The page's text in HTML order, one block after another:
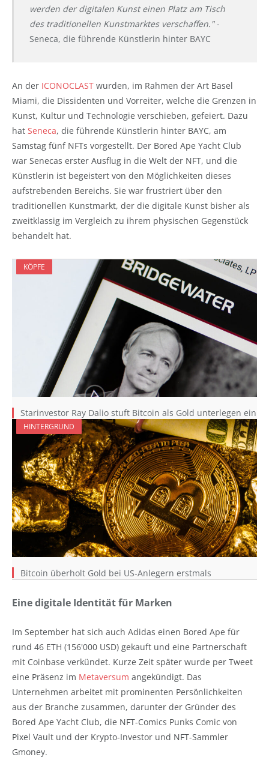
werden der digitalen Kunst einen Platz am Tisch
des traditionellen Kunstmarktes verschaffen."-
Seneca, die führende Künstlerin hinter BAYC
An der ICONOCLAST wurden, im Rahmen der Art Basel
Miami, die Dissidenten und Vorreiter, welche die Grenzen in
Kunst, Kultur und Technologie verschieben, gefeiert. Dazu
hat Seneca, die führende Künstlerin hinter BAYC, am
Samstag fünf NFTs vorgestellt. Der Bored Ape Yacht Club
war Senecas erster Ausflug in die Welt der NFT, und die
Künstlerin ist begeistert von den Möglichkeiten dieses
aufstrebenden Bereichs. Sie war frustriert über den
traditionellen Kunstmarkt, der die digitale Kunst bisher als
zweitklassig im Vergleich zu ihrem physischen Gegenstück
behandelt hat.
KÖPFE
Starinvestor Ray Dalio stuft Bitcoin als Gold unterlegen ein
HINTERGRUND
Bitcoin überholt Gold bei US-Anlegern erstmals
Eine digitale Identität für Marken
Im September hat sich auch Adidas einen Bored Ape für
rund 46 ETH (156'000 USD) gekauft und eine Partnerschaft
mit Coinbase verkündet. Kurze Zeit später wurde per Tweet
eine Präsenz im Metaversum angekündigt. Das
Unternehmen arbeitet mit prominenten Persönlichkeiten
aus der Branche zusammen, darunter der Gründer des
Bored Ape Yacht Club, die NFT-Comics Punks Comic von
Pixel Vault und der Krypto-Investor und NFT-Sammler
Gmoney.